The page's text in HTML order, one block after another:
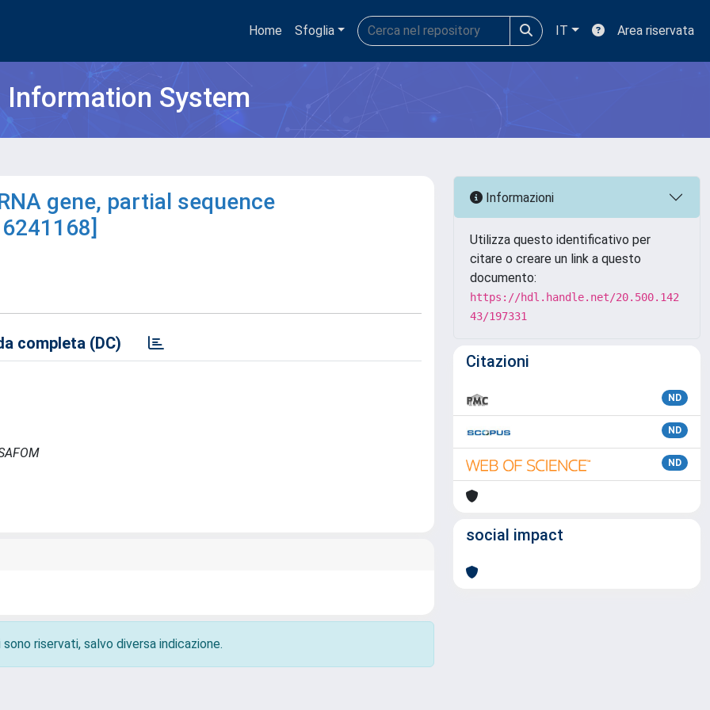
Home Sfoglia IT Area riservata
System
gene, partial sequence
completa (DC)
riservati, salvo diversa indicazione.
Informazioni
Utilizza questo identificativo per
citare o creare un link a questo
documento:
https://hdl.handle.net/20.500.142
43/197331
Citazioni
ND
ND
ND
social impact